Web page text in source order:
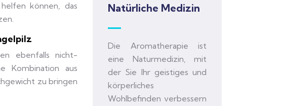
können, das
ebenfalls nicht-
Kombination aus
zu bringen
Natürliche Medizin
Die Aromatherapie ist
eine Naturmedizin, mit
der Sie Ihr geistiges und
körperliches
Wohlbefinden verbessern